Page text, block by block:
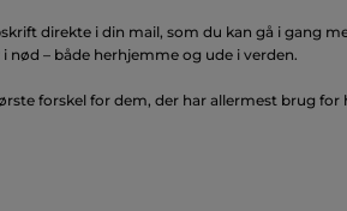
direkte i din mail, som du kan gå i gang
nød – både herhjemme og ude i verden.
forskel for dem, der har allermest brug for